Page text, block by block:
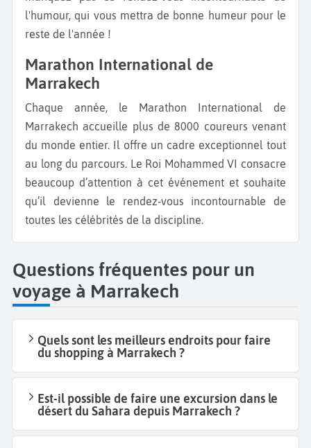
l'humour, qui vous mettra de bonne humeur pour le
reste de l'année !
Marathon International de
Marrakech
Chaque année, le Marathon International de
Marrakech accueille plus de 8000 coureurs venant
du monde entier. Il offre un cadre exceptionnel tout
au long du parcours. Le Roi Mohammed VI consacre
beaucoup d’attention à cet événement et souhaite
qu’il devienne le rendez-vous incontournable de
toutes les célébrités de la discipline.
Questions fréquentes pour un
voyage à Marrakech
Quels sont les meilleurs endroits pour faire
du shopping à Marrakech ?
Est-il possible de faire une excursion dans le
désert du Sahara depuis Marrakech ?